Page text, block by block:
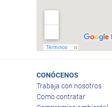
CONÓCENOS
Trabaja con nosotros
Como contratar